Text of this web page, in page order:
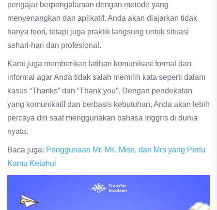
pengajar berpengalaman dengan metode yang
menyenangkan dan aplikatif. Anda akan diajarkan tidak
hanya teori, tetapi juga praktik langsung untuk situasi
sehari-hari dan profesional.
Kami juga memberikan latihan komunikasi formal dan
informal agar Anda tidak salah memilih kata seperti dalam
kasus “Thanks” dan “Thank you”. Dengan pendekatan
yang komunikatif dan berbasis kebutuhan, Anda akan lebih
percaya diri saat menggunakan bahasa Inggris di dunia
nyata.
Baca juga: Penggunaan Mr, Ms, Miss, dan Mrs yang Perlu
Kamu Ketahui